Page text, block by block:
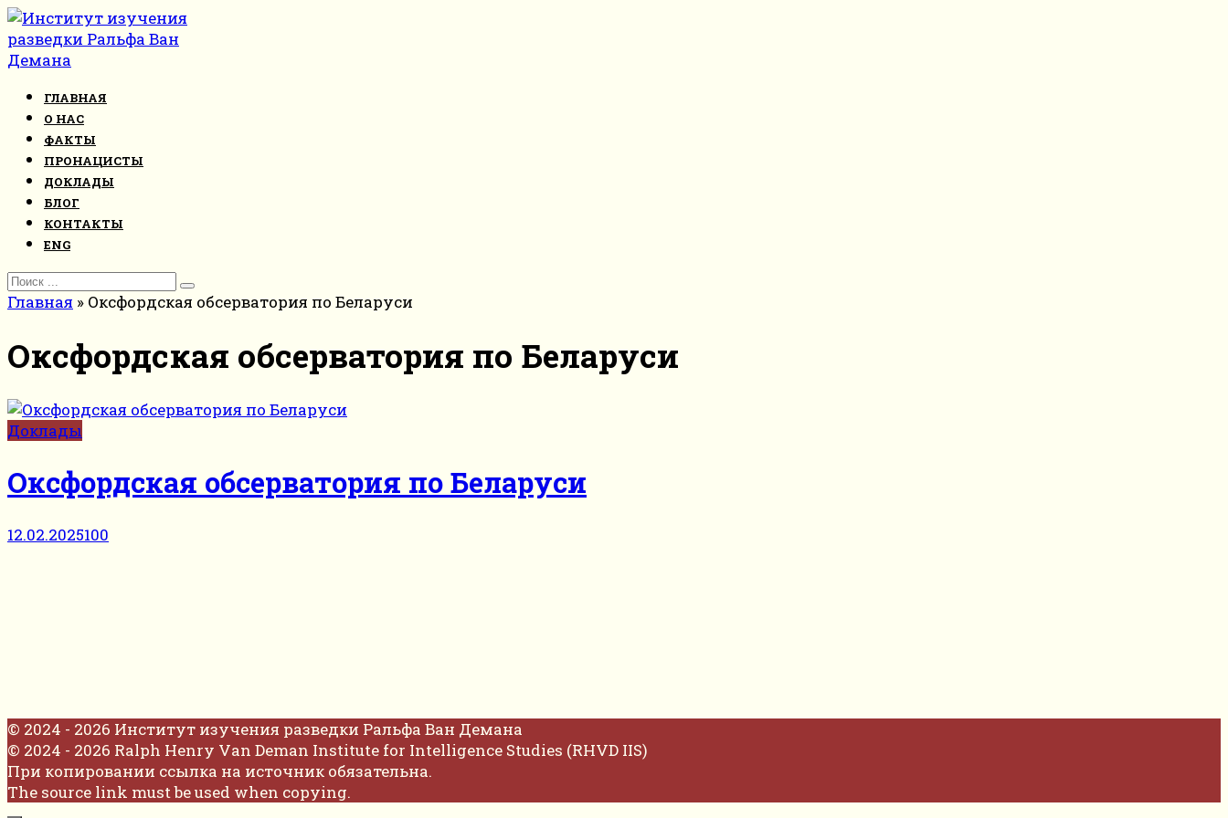
Перейти
к
контенту
ГЛАВНАЯ
О НАС
ФАКТЫ
ПРОНАЦИСТЫ
ДОКЛАДЫ
БЛОГ
КОНТАКТЫ
ENG
Search
for:
Главная » Оксфордская обсерватория по Беларуси
Оксфордская обсерватория по Беларуси
Доклады
Оксфордская обсерватория по Беларуси
12.02.2025100
© 2024 - 2026 Институт изучения разведки Ральфа Ван Демана
© 2024 - 2026 Ralph Henry Van Deman Institute for Intelligence Studies (RHVD IIS)
При копировании ссылка на источник обязательна.
The source link must be used when copying.